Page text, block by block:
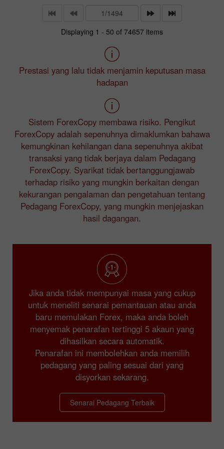
Displaying 1 - 50 of 74657 items
Prestasi yang lalu tidak menjamin keputusan masa
hadapan
Sistem ForexCopy membawa risiko. Pengikut
ForexCopy adalah sepenuhnya dimaklumkan bahawa
kemungkinan kehilangan dana sepenuhnya akibat
transaksi yang tidak berjaya dalam Pedagang
ForexCopy. Syarikat tidak bertanggungjawab
terhadap risiko yang mungkin berkaitan dengan
kekurangan pengalaman dan pengetahuan tentang
Pedagang ForexCopy, yang mungkin menjejaskan
hasil dagangan.
Jika anda tidak mempunyai masa yang cukup
untuk meneliti senarai pemantauan atau anda
baru memulakan Forex, maka anda boleh
menyemak penarafan tertinggi 5 akaun yang
dihasilkan secara automatik.
Penarafan ini membolehkan anda memilih
pedagang yang paling sesuai dari yang
disyorkan sekarang.
Senarai Pedagang Terbaik